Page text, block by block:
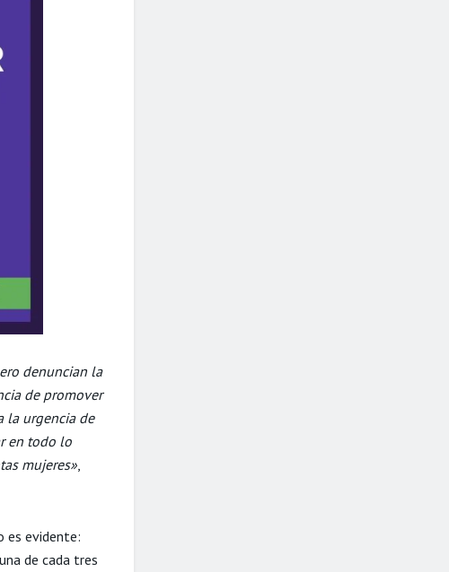
denuncian la
de promover
la urgencia de
en todo lo
mujeres»
es evidente:
de cada tres